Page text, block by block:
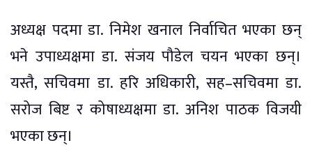
अध्यक्ष पदमा डा. निमेश खनाल निर्वाचित भएका छन्
भने उपाध्यक्षमा डा. संजय पौडेल चयन भएका छन्।
यस्तै, सचिवमा डा. हरि अधिकारी, सह–सचिवमा डा.
सरोज बिष्ट र कोषाध्यक्षमा डा. अनिश पाठक विजयी
भएका छन्।